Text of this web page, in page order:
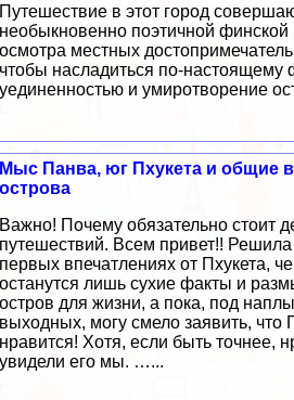
Путешествие в этот город
необыкновенно поэтичной
осмотра местных
чтобы насладиться по-настоящему
уединенностью и умиротворение
Мыс Панва, юг Пхукета и общие
острова
Важно! Почему обязательно стоит
путешествий. Всем привет!!
первых впечатлениях от Пхукета,
останутся лишь сухие факты и
остров для жизни, а пока, под
выходных, могу смело заявить, что
нравится! Хотя, если быть точнее,
увидели его мы. …...